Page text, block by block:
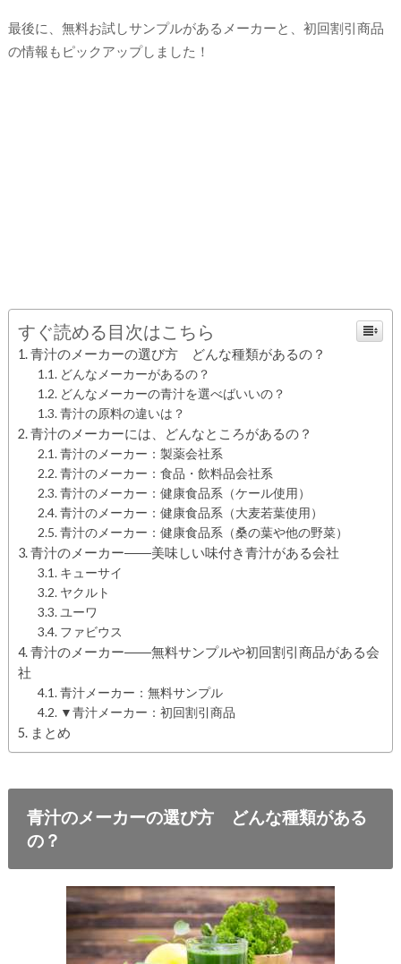
最後に、無料お試しサンプルがあるメーカーと、初回割引商品
の情報もピックアップしました！
すぐ読める目次はこちら
青汁のメーカーの選び方 どんな種類があるの？
どんなメーカーがあるの？
どんなメーカーの青汁を選べばいいの？
青汁の原料の違いは？
青汁のメーカーには、どんなところがあるの？
青汁のメーカー：製薬会社系
青汁のメーカー：食品・飲料品会社系
青汁のメーカー：健康食品系（ケール使用）
青汁のメーカー：健康食品系（大麦若葉使用）
青汁のメーカー：健康食品系（桑の葉や他の野菜）
青汁のメーカー――美味しい味付き青汁がある会社
キューサイ
ヤクルト
ユーワ
ファビウス
青汁のメーカー――無料サンプルや初回割引商品がある会
社
青汁メーカー：無料サンプル
▼青汁メーカー：初回割引商品
まとめ
青汁のメーカーの選び方 どんな種類がある
の？